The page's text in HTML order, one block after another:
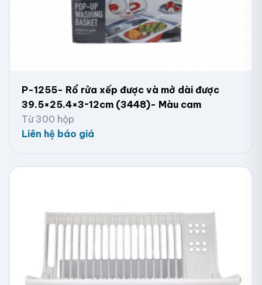
P-1255- Rổ rửa xếp được và mở dài được
39.5×25.4×3~12cm (3448)- Màu cam
Từ 300 hộp
Liên hệ báo giá